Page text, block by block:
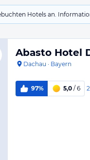
Hotels an.
Abasto Hotel
Dachau · Bayern
97% 5,0 / 6